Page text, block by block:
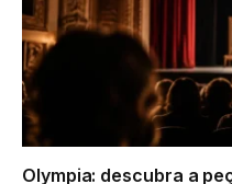
Olympia: descubra a